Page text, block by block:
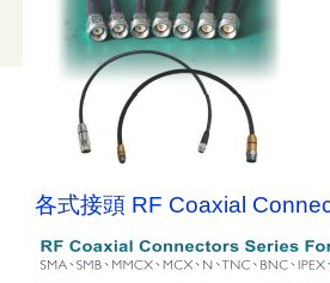
各式接頭 RF Coaxial